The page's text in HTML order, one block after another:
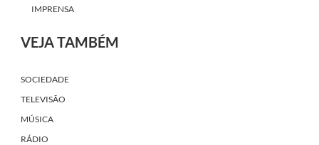
IMPRENSA
VEJA TAMBÉM
SOCIEDADE
TELEVISÃO
MÚSICA
RÁDIO